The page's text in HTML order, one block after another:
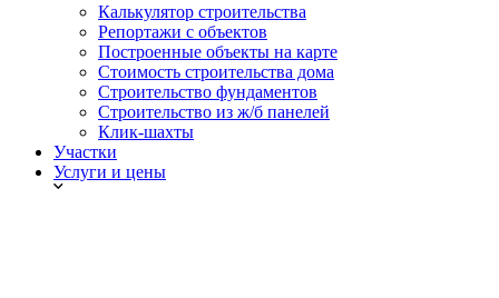
Калькулятор строительства
Репортажи с объектов
Построенные объекты на карте
Стоимость строительства дома
Строительство фундаментов
Строительство из ж/б панелей
Клик-шахты
Участки
Услуги и цены